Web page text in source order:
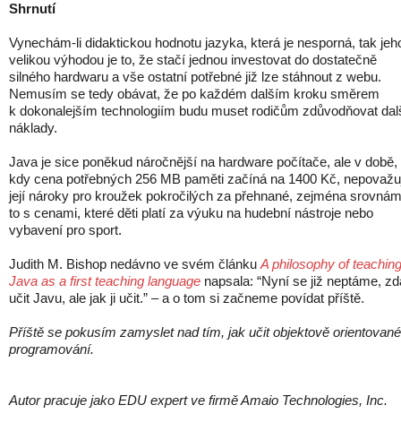
Shrnutí
Vynechám-li didaktickou hodnotu jazyka, která je nesporná, tak
velikou výhodou je to, že stačí jednou investovat do dostatečně
silného hardwaru a vše ostatní potřebné již lze stáhnout z webu.
Nemusím se tedy obávat, že po každém dalším kroku směrem
k dokonalejším technologiím budu muset rodičům zdůvodňovat
náklady.
Java je sice poněkud náročnější na hardware počítače, ale v době,
kdy cena potřebných 256 MB paměti začíná na 1400 Kč,
její nároky pro kroužek pokročilých za přehnané, zejména
to s cenami, které děti platí za výuku na hudební nástroje nebo
vybavení pro sport.
Judith M. Bishop nedávno ve svém článku A philosophy of teaching
Java as a first teaching language napsala: “Nyní se již neptáme,
učit Javu, ale jak ji učit.” – a o tom si začneme povídat příště.
Příště se pokusím zamyslet nad tím, jak učit objektově orientované
programování.
Autor pracuje jako EDU expert ve firmě Amaio Technologies, Inc.